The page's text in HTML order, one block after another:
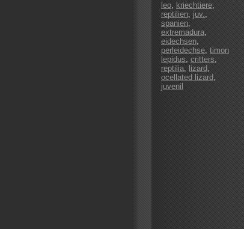
leo, kriechtiere,
reptilien, juv.,
spanien,
extremadura,
eidechsen,
perleidechse, timon
lepidus, critters,
reptilia, lizard ,
ocellated lizard,
juvenil